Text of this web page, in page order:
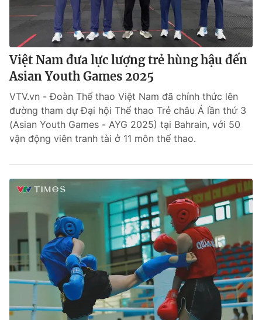
Việt Nam đưa lực lượng trẻ hùng hậu đến
Asian Youth Games 2025
VTV.vn - Đoàn Thể thao Việt Nam đã chính thức lên
đường tham dự Đại hội Thể thao Trẻ châu Á lần thứ 3
(Asian Youth Games - AYG 2025) tại Bahrain, với 50
vận động viên tranh tài ở 11 môn thể thao.